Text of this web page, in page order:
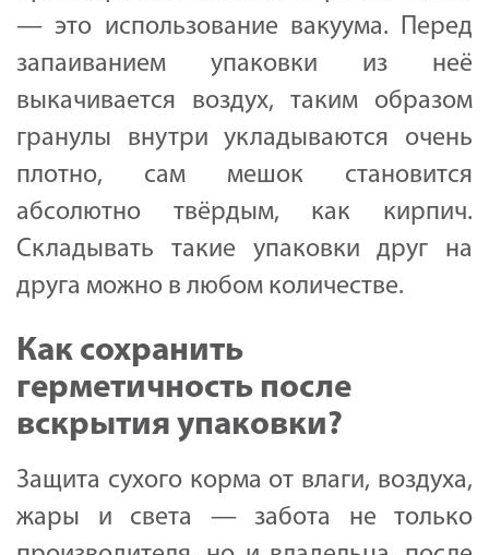
— это использование вакуума. Перед
запаиванием упаковки из неё
выкачивается воздух, таким образом
гранулы внутри укладываются очень
плотно, сам мешок становится
абсолютно твёрдым, как кирпич.
Складывать такие упаковки друг на
друга можно в любом количестве.
Как сохранить
герметичность после
вскрытия упаковки?
Защита сухого корма от влаги, воздуха,
жары и света — забота не только